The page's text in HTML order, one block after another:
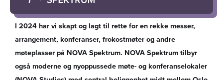
I 2024 har vi skapt og lagt til rette for en rekke messer,
arrangement, konferanser, frokostmøter og andre
møteplasser på NOVA Spektrum. NOVA Spektrum tilbyr
også moderne og nyoppussede møte- og konferanselokaler